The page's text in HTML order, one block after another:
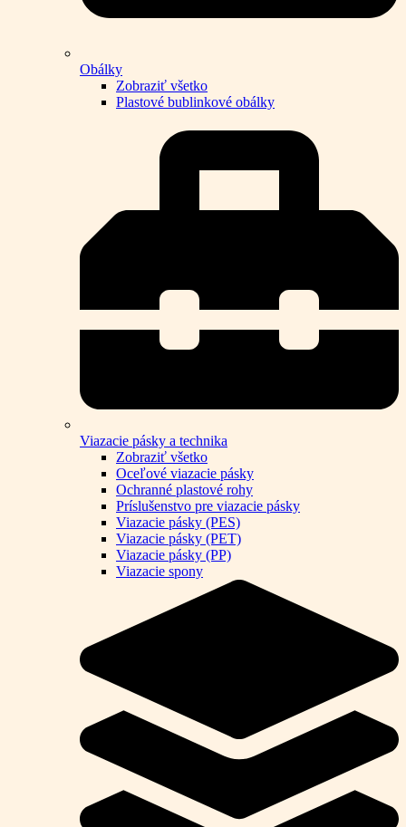
Obálky
Zobraziť všetko
Plastové bublinkové obálky
Viazacie pásky a technika
Zobraziť všetko
Oceľové viazacie pásky
Ochranné plastové rohy
Príslušenstvo pre viazacie pásky
Viazacie pásky (PES)
Viazacie pásky (PET)
Viazacie pásky (PP)
Viazacie spony